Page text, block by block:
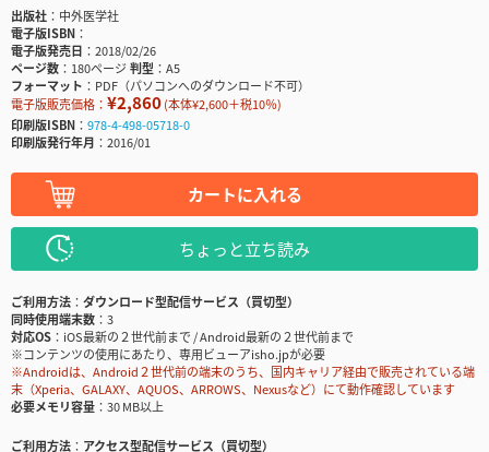
出版社
中外医学社
電子版ISBN
電子版発売日
2018/02/26
ページ数
180ページ判型
A5
フォーマット
PDF（パソコンへのダウンロード不可）
電子版販売価格： ¥2,860(本体¥2,600＋税10％)
印刷版ISBN
978-4-498-05718-0
印刷版発行年月
2016/01
カートに入れる
ちょっと立ち読み
ご利用方法
ダウンロード型配信サービス（買切型）
同時使用端末数
3
対応OS
iOS最新の２世代前まで / Android最新の２世代前まで
※コンテンツの使用にあたり、専用ビューアisho.jpが必要
※Androidは、Android２世代前の端末のうち、国内キャリア経由で販売されている端
末（Xperia、GALAXY、AQUOS、ARROWS、Nexusなど）にて動作確認しています
必要メモリ容量
30 MB以上
ご利用方法
アクセス型配信サービス（買切型）